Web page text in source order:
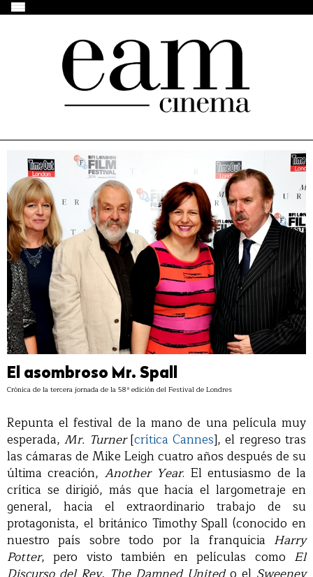
El asombroso Mr. Spall
Crónica de la tercera jornada de la 58ª edición del Festival de Londres
Repunta el festival de la mano de una película muy
esperada, Mr. Turner[crítica Cannes], el regreso tras
las cámaras de Mike Leigh cuatro años después de su
última creación, Another Year. El entusiasmo de la
crítica se dirigió, más que hacia el largometraje en
general, hacia el extraordinario trabajo de su
protagonista, el británico Timothy Spall (conocido en
nuestro país sobre todo por la franquicia Harry
Potter, pero visto también en películas como El